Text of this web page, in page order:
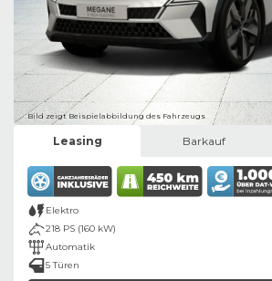
Bild zeigt Beispielabbildung des Fahrzeugs
Leasing Barkauf
Elektro
218 PS (160 kW)
Automatik
5 Türen